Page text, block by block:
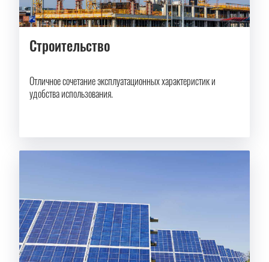
Строительство
Отличное сочетание эксплуатационных характеристик и
удобства использования.